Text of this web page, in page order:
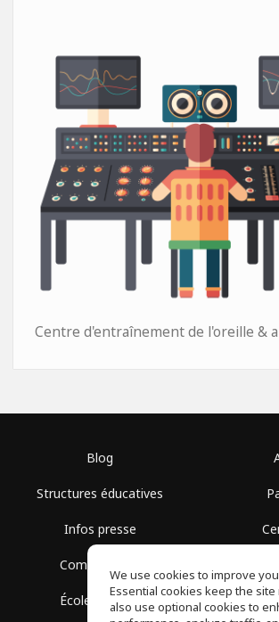
Centre d'entraînement de l'oreille &
Blog
Structures éducatives
Infos presse
Communauté
École gratuite Politique
We use cookies to improve
Essential cookies keep the site
also use optional cookies to